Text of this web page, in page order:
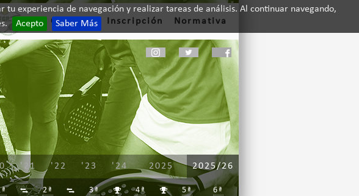
tu experiencia de navegación y realizar tareas de análisis. Al continuar navegando,
Acepto Saber Más
Contacto Inscripción Normativa
2025/26
2025
'24
'23
'22
'21
 2ª  3ª  4ª  5ª 6ª